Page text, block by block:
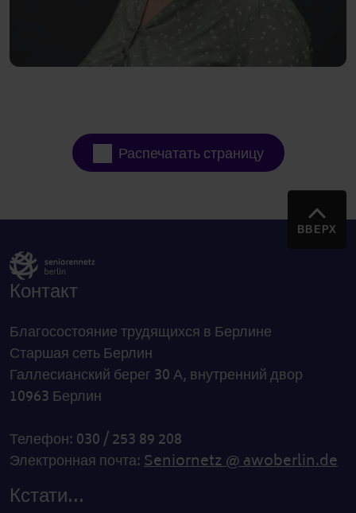
Распечатать страницу
ВВЕРХ
Контакт
Благосостояние трудящихся в Берлине
Старшая сеть Берлин
Галлесианский берег 30 А, внутренний двор
10963 Берлин
Телефон: 030 / 253 89 208
Электронная почта:Seniornetz @ awoberlin.de
Кстати...